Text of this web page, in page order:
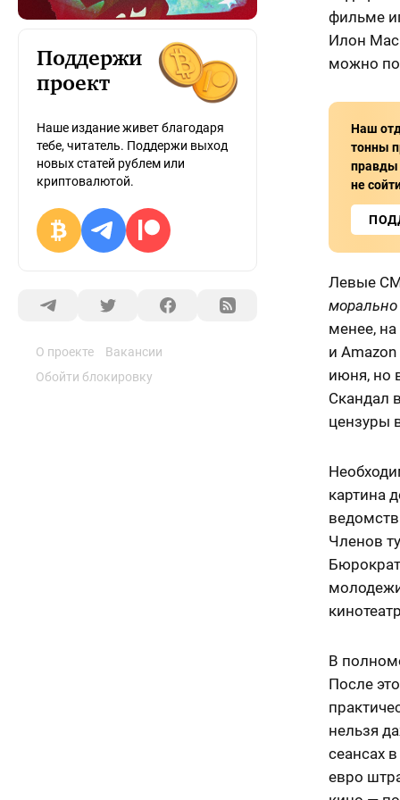
Поддержи
проект
Наше издание живет благодаря
тебе, читатель. Поддержи выход
новых статей рублем или
криптовалютой.
О проекте
Вакансии
Обойти блокировку
фильме
Илон
можно
Наш
тонны
правды
не
Левые
морально
менее,
и
июня, но
Скандал
цензуры
картина
Членов
В
После
нельзя
сеансах
евро